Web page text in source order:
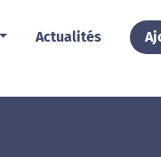
Actualités